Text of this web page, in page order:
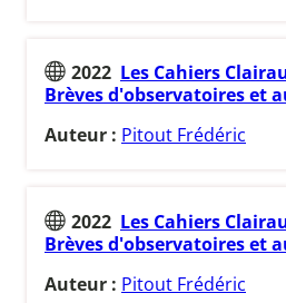
2022 Les Cahiers
Brèves d'observatoires et
Auteur : Pitout Frédéric
2022 Les Cahiers
Brèves d'observatoires et
Auteur : Pitout Frédéric